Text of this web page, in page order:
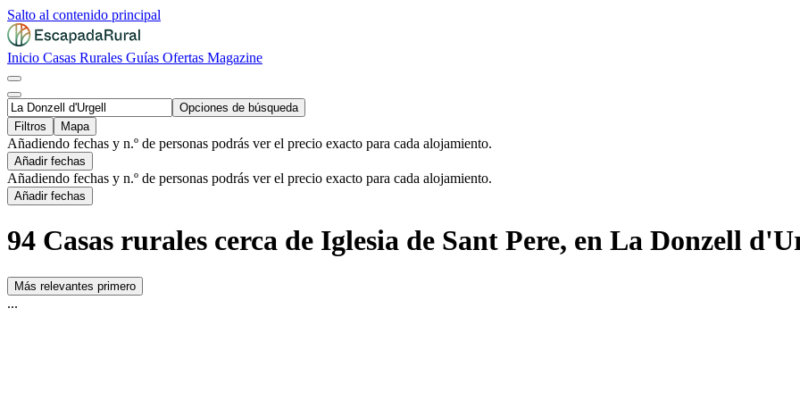
Salto al contenido principal
Inicio Casas Rurales Guías Ofertas Magazine
Opciones de búsqueda
Filtros
Mapa
Añadiendo fechas y n.º de personas podrás ver el precio exacto para cada alojamiento.
Añadir fechas
Añadiendo fechas y n.º de personas podrás ver el precio exacto para cada alojamiento.
Añadir fechas
94 Casas rurales cerca de Iglesia de Sant Pere, en La Donzell
Más relevantes primero
...